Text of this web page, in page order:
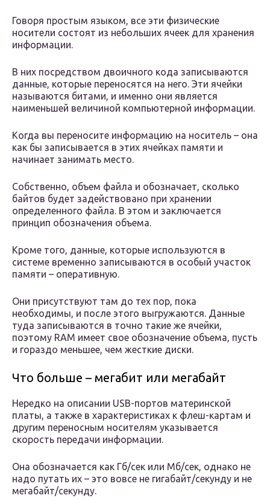
Говоря простым языком, все эти физические
носители состоят из небольших ячеек для хранения
информации.
В них посредством двоичного кода записываются
данные, которые переносятся на него. Эти ячейки
называются битами, и именно они является
наименьшей величиной компьютерной информации.
Когда вы переносите информацию на носитель – она
как бы записывается в этих ячейках памяти и
начинает занимать место.
Собственно, объем файла и обозначает, сколько
байтов будет задействовано при хранении
определенного файла. В этом и заключается
принцип обозначения объема.
Кроме того, данные, которые используются в
системе временно записываются в особый участок
памяти – оперативную.
Они присутствуют там до тех пор, пока
необходимы, и после этого выгружаются. Данные
туда записываются в точно такие же ячейки,
поэтому RAM имеет свое обозначение объема, пусть
и гораздо меньшее, чем жесткие диски.
Что больше – мегабит или мегабайт
Нередко на описании USB-портов материнской
платы, а также в характеристиках к флеш-картам и
другим переносным носителям указывается
скорость передачи информации.
Она обозначается как Гб/сек или Мб/сек, однако не
надо путать их – это вовсе не гигабайт/секунду и не
мегабайт/секунду.